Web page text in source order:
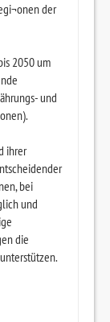
der
2050 um
und
ihrer
bei
und
die